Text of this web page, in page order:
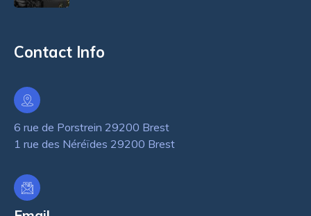
Contact Info
6 rue de Porstrein 29200 Brest
1 rue des Néréïdes 29200 Brest